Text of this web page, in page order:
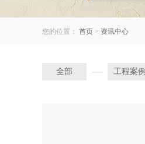
您的位置： 首页 > 资讯中心
全部 工程案例